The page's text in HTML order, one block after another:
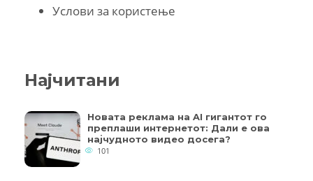
Услови за користење
Најчитани
Новата реклама на AI гигантот го
преплаши интернетот: Дали е ова
најчудното видео досега?
101